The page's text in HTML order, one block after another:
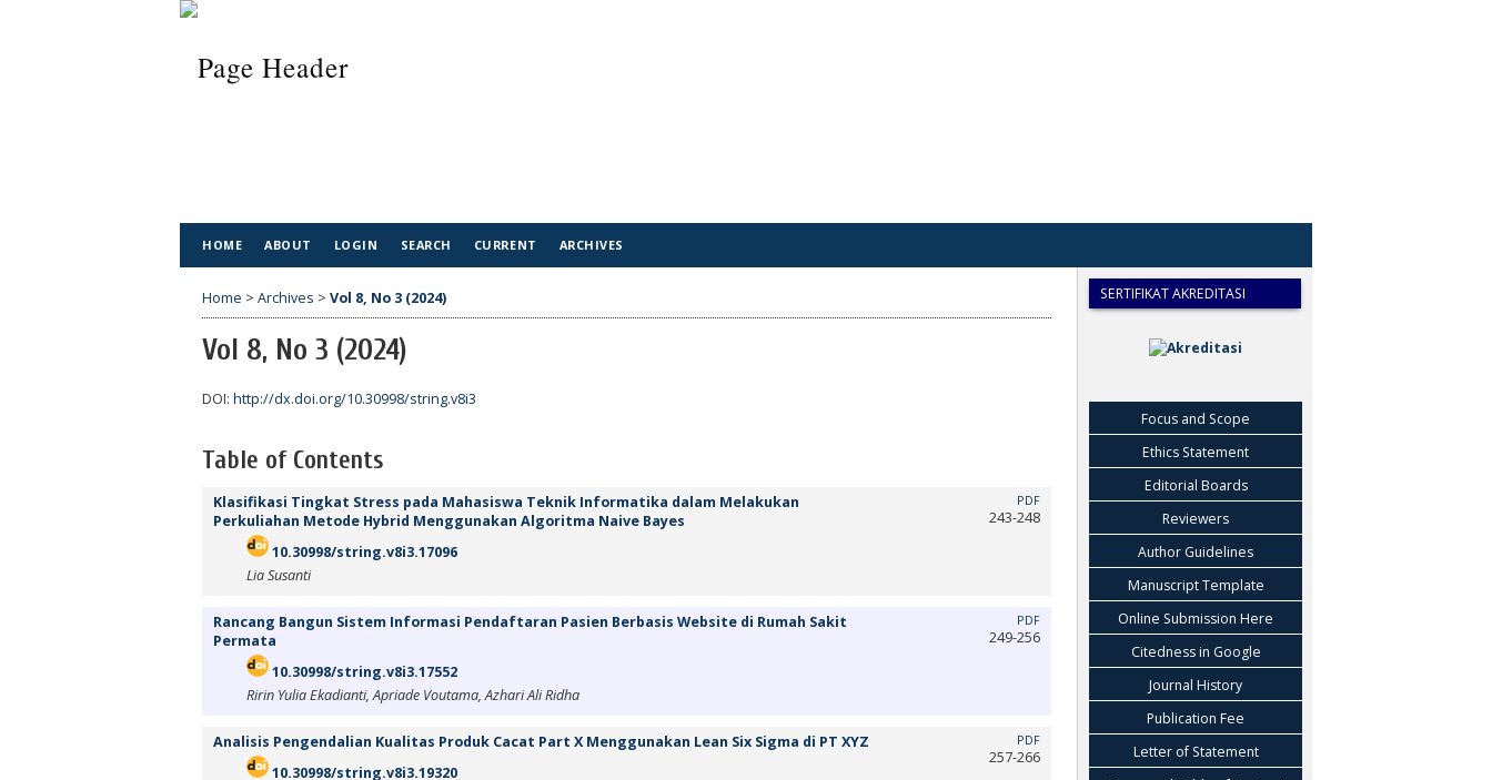
SERTIFIKAT AKREDITASI
Focus and Scope
Ethics Statement
Editorial Boards
Reviewers
Author Guidelines
Manuscript Template
Online Submission Here
Citedness in Google
Journal History
Publication Fee
Letter of Statement
HOME ABOUT LOGIN SEARCH CURRENT ARCHIVES
Home > Archives > Vol 8, No 3 (2024)
Vol 8, No 3 (2024)
DOI: http://dx.doi.org/10.30998/string.v8i3
Table of Contents
Klasifikasi Tingkat Stress pada Mahasiswa Teknik Informatika dalam Melakukan
Perkuliahan Metode Hybrid Menggunakan Algoritma Naive Bayes
10.30998/string.v8i3.17096
Lia Susanti
PDF
243-248
Rancang Bangun Sistem Informasi Pendaftaran Pasien Berbasis Website di Rumah Sakit
Permata
10.30998/string.v8i3.17552
Ririn Yulia Ekadianti, Apriade Voutama, Azhari Ali Ridha
PDF
249-256
Analisis Pengendalian Kualitas Produk Cacat Part X Menggunakan Lean Six Sigma di PT XYZ
10.30998/string.v8i3.19320
PDF
257-266